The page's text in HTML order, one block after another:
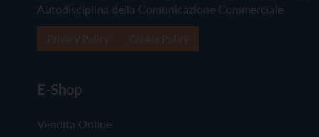
Autodisciplina della Comunicazione Commerciale
E-Shop
Vendita Online